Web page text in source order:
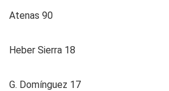
Atenas 90
Heber Sierra 18
G. Domínguez 17